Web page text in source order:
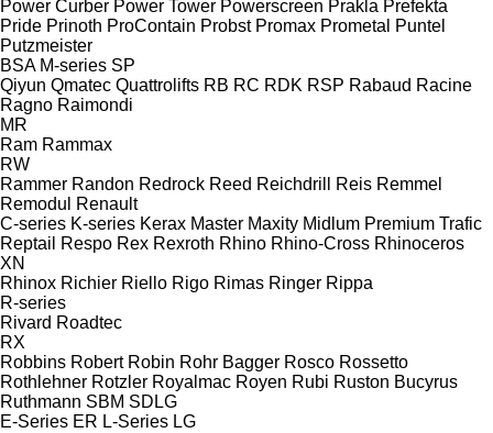
Power Curber Power Tower Powerscreen Prakla Prefekta
Pride Prinoth ProContain Probst Promax Prometal
Puntel
Putzmeister
BSA M-series SP
Qiyun Qmatec Quattrolifts RB RC RDK RSP Rabaud Racine
Ragno Raimondi
MR
Ram Rammax
RW
Rammer Randon Redrock Reed Reichdrill Reis Remmel
Remodul
Renault
C-series K-series Kerax Master Maxity Midlum Premium Trafic
Reptail
Respo Rex Rexroth Rhino Rhino-Cross Rhinoceros
XN
Rhinox Richier Riello Rigo Rimas Ringer Rippa
R-series
Rivard Roadtec
RX
Robbins Robert Robin Rohr Bagger Rosco Rossetto
Rothlehner Rotzler Royalmac Royen Rubi Ruston Bucyrus
Ruthmann SBM SDLG
E-Series ER L-Series LG